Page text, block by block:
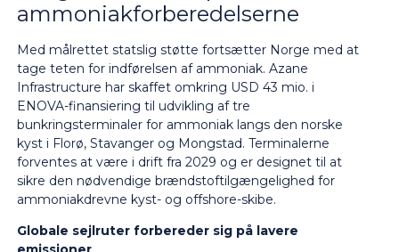
ammoniakforberedelserne
Med målrettet statslig støtte fortsætter Norge med at
tage teten for indførelsen af ammoniak. Azane
Infrastructure har skaffet omkring USD 43 mio. i
ENOVA-finansiering til udvikling af tre
bunkringsterminaler for ammoniak langs den norske
kyst i Florø, Stavanger og Mongstad. Terminalerne
forventes at være i drift fra 2029 og er designet til at
sikre den nødvendige brændstoftilgængelighed for
ammoniakdrevne kyst- og offshore-skibe.
Globale sejlruter forbereder sig på lavere